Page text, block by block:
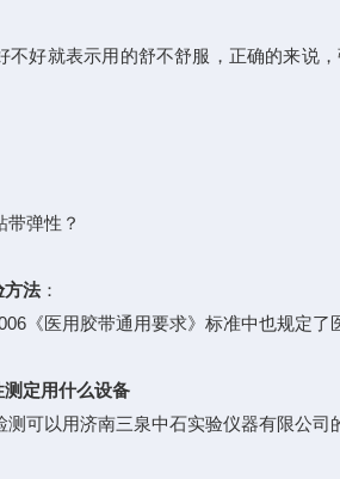
就表示用的舒不舒服，正确的来说，
弹性？
方法：
《医用胶带通用要求》标准中也规定了
测定用什么设备
以用济南三泉中石实验仪器有限公司